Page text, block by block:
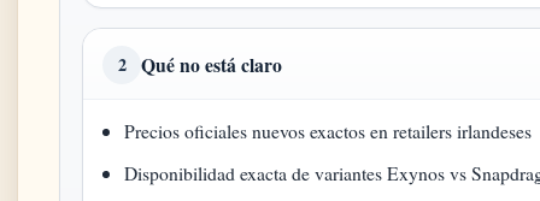
2 Qué no está claro
Precios oficiales nuevos exactos en retailers irlandeses
Disponibilidad exacta de variantes Exynos vs